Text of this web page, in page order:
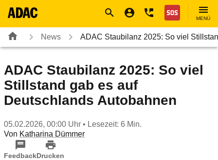
Nothilfe
MENÜ
News ADAC Staubilanz 2025: So viel
ADAC Staubilanz 2025: So viel
Stillstand gab es auf
Deutschlands Autobahnen
05.02.2026, 00:00 Uhr • Lesezeit: 6 Min.
Von Katharina Dümmer
FeedbackDrucken